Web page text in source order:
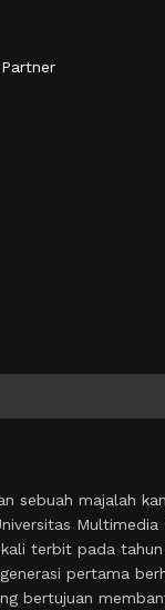
sebuah majalah
Multimedia
terbit pada
pertama
bertujuan